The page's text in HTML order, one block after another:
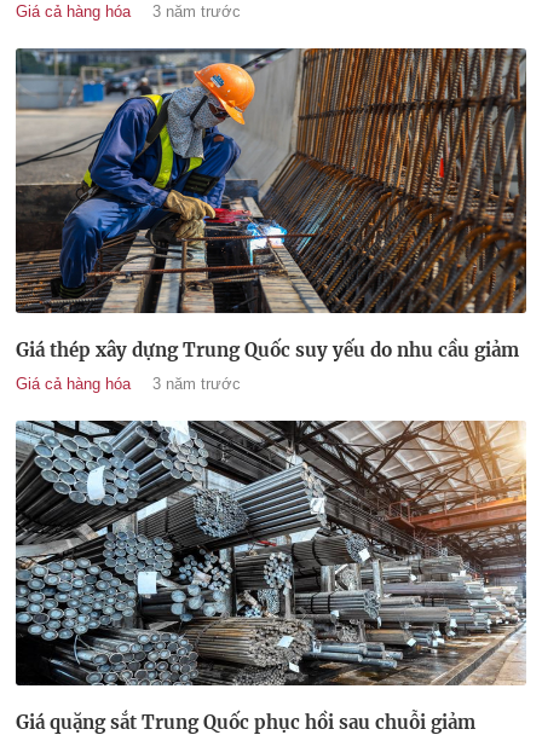
Giá cả hàng hóa 3 năm trước
Giá thép xây dựng Trung Quốc suy yếu do nhu cầu giảm
Giá cả hàng hóa 3 năm trước
Giá quặng sắt Trung Quốc phục hồi sau chuỗi giảm